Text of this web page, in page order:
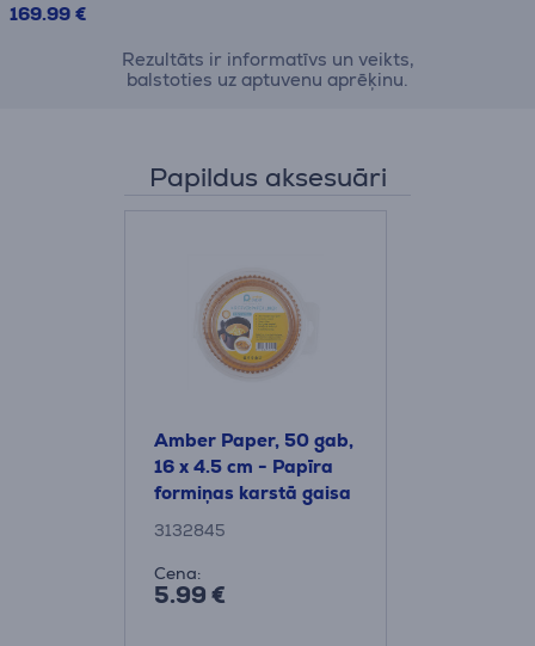
169.99 €
Rezultāts ir informatīvs un veikts,
balstoties uz aptuvenu aprēķinu.
Papildus aksesuāri
Amber Paper, 50 gab,
16 x 4.5 cm - Papīra
formiņas karstā gaisa
friterim
3132845
Cena:
5.99 €